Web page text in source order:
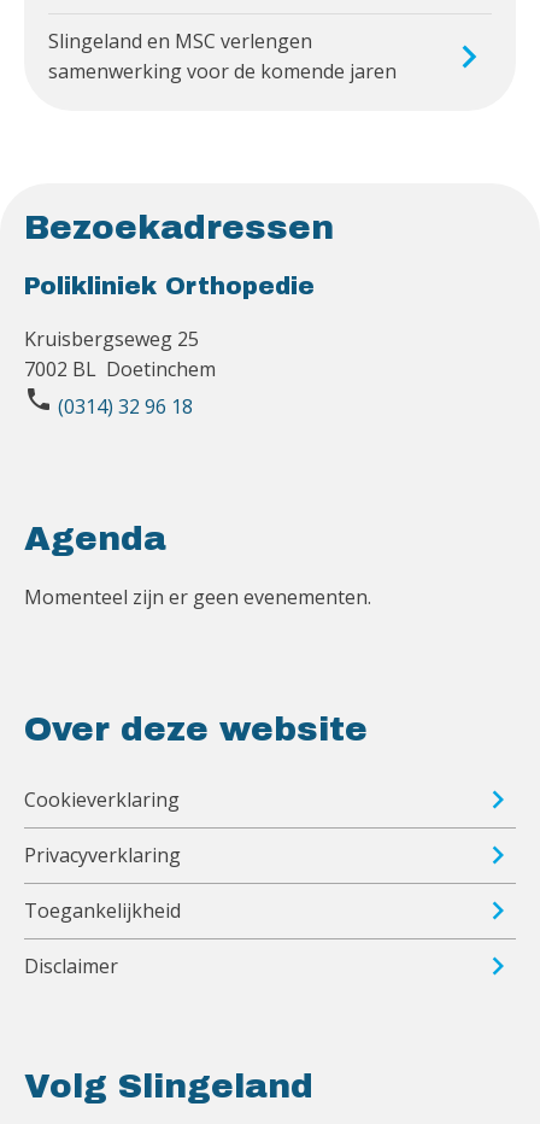
Slingeland en MSC verlengen
samenwerking voor de komende jaren
Bezoekadressen
Polikliniek Orthopedie
Kruisbergseweg 25
7002 BL Doetinchem
phone (0314) 32 96 18
Volg Slingeland
Agenda
Momenteel zijn er geen evenementen.
Over deze website
Cookieverklaring
Privacyverklaring
Toegankelijkheid
Disclaimer